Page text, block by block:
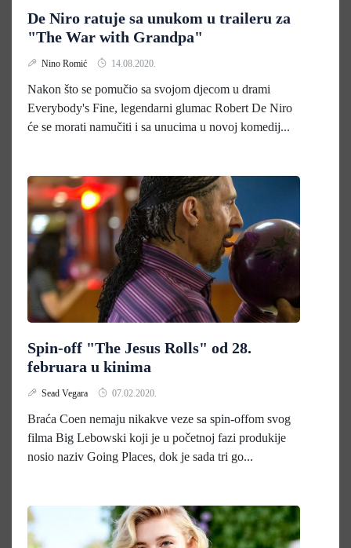
De Niro ratuje sa unukom u traileru za
"The War with Grandpa"
Nino Romić 14.08.2020.
Nakon što se pomučio sa svojom djecom u drami
Everybody's Fine, legendarni glumac Robert De Niro
će se morati namučiti i sa unucima u novoj komedij...
Spin-off "The Jesus Rolls" od 28.
februara u kinima
Sead Vegara 07.02.2020.
Braća Coen nemaju nikakve veze sa spin-offom svog
filma Big Lebowski koji je u početnoj fazi produkije
nosio naziv Going Places, dok je sada tri go...